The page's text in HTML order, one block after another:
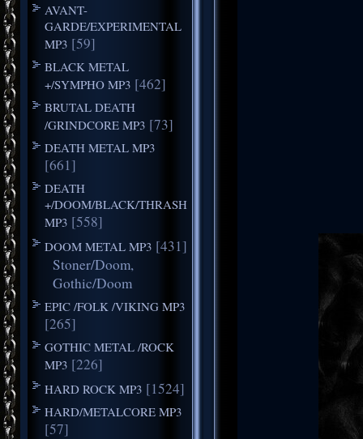
AVANT-
GARDE/EXPERIMENTAL
MP3 [59]
BLACK METAL
+/SYMPHO MP3 [462]
BRUTAL DEATH
/GRINDCORE MP3 [73]
DEATH METAL MP3
[661]
DEATH
+/DOOM/BLACK/THRASH
MP3 [558]
DOOM METAL MP3 [431]
Stoner/Doom,
Gothic/Doom
EPIC /FOLK /VIKING MP3
[265]
GOTHIC METAL /ROCK
MP3 [226]
HARD ROCK MP3 [1524]
HARD/METALCORE MP3
[57]